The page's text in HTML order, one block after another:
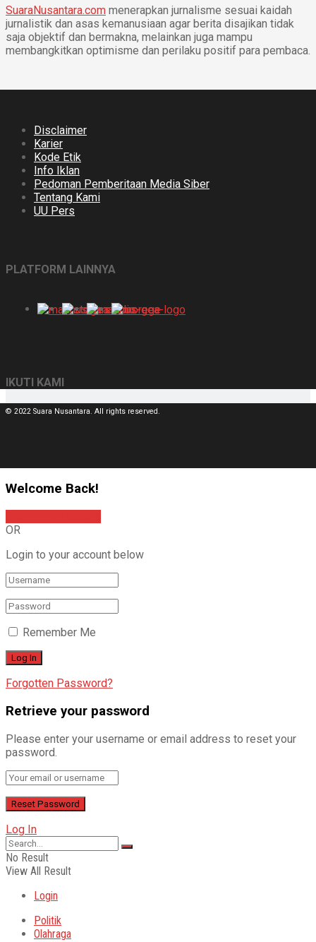
SuaraNusantara.com menerapkan jurnalisme sesuai kaidah
jurnalistik dan asas kemanusiaan agar berita disajikan tidak
saja objektif dan bermakna, melainkan juga mampu
membangkitkan optimisme dan perilaku positif para pembaca.
Disclaimer
Karier
Kode Etik
Info Iklan
Pedoman Pemberitaan Media Siber
Tentang Kami
UU Pers
PLATFORM LAINNYA
IKUTI KAMI
© 2022 Suara Nusantara. All rights reserved.
Welcome Back!
OR
Login to your account below
Remember Me
Forgotten Password?
Retrieve your password
Please enter your username or email address to reset your
password.
Log In
No Result
View All Result
Login
Politik
Olahraga